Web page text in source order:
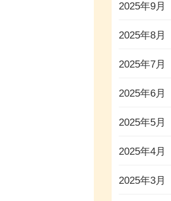
2025年9月
2025年8月
2025年7月
2025年6月
2025年5月
2025年4月
2025年3月